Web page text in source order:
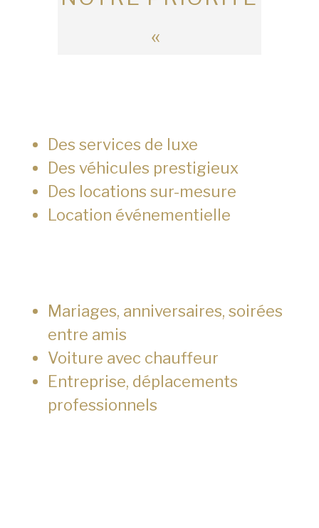
«
Des services de luxe
Des véhicules prestigieux
Des locations sur-mesure
Location événementielle
Mariages, anniversaires, soirées
entre amis
Voiture avec chauffeur
Entreprise, déplacements
professionnels